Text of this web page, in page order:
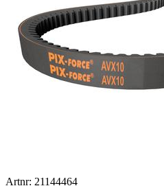
Artnr: 21144464